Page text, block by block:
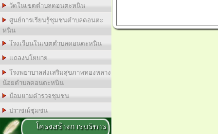
วัดในเขตตำบลดอนตะหนิน
ศูนย์การเรียนรู้ชุมชนตำบลดอนตะ
หนิน
โรงเรียนในเขตตำบลดอนตะหนิน
แถลงนโยบาย
โรงพยาบาลส่งเสริมสุขภาพทองหลาง
น้อยตำบลดอนตะหนิน
ป้อมยามตำรวจชุมชน
ปราชณ์ชุมชน
โครงสร้างการบริหาร